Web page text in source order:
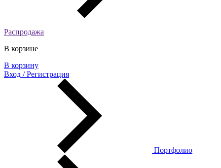
Распродажа
В корзине
В корзину
Вход / Регистрация
Портфолио